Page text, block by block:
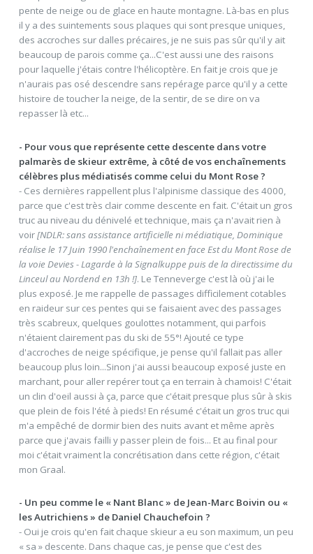
pente de neige ou de glace en haute montagne. Là-bas en plus
il y a des suintements sous plaques qui sont presque uniques,
des accroches sur dalles précaires, je ne suis pas sûr qu'il y ait
beaucoup de parois comme ça...C'est aussi une des raisons
pour laquelle j'étais contre l'hélicoptère. En fait je crois que je
n'aurais pas osé descendre sans repérage parce qu'il y a cette
histoire de toucher la neige, de la sentir, de se dire on va
repasser là etc...
- Pour vous que représente cette descente dans votre
palmarès de skieur extrême, à côté de vos enchaînements
célèbres plus médiatisés comme celui du Mont Rose ?
- Ces dernières rappellent plus l'alpinisme classique des 4000,
parce que c'est très clair comme descente en fait. C'était un gros
truc au niveau du dénivelé et technique, mais ça n'avait rien à
voir[NDLR: sans assistance artificielle ni médiatique, Dominique
réalise le 17 Juin 1990 l'enchaînement en face Est du Mont Rose de
la voie Devies - Lagarde à la Signalkuppe puis de la directissime du
Linceul au Nordend en 13h !]. Le Tenneverge c'est là où j'ai le
plus exposé. Je me rappelle de passages difficilement cotables
en raideur sur ces pentes qui se faisaient avec des passages
très scabreux, quelques goulottes notamment, qui parfois
n'étaient clairement pas du ski de 55°! Ajouté ce type
d'accroches de neige spécifique, je pense qu'il fallait pas aller
beaucoup plus loin...Sinon j'ai aussi beaucoup exposé juste en
marchant, pour aller repérer tout ça en terrain à chamois! C'était
un clin d'oeil aussi à ça, parce que c'était presque plus sûr à skis
que plein de fois l'été à pieds! En résumé c'était un gros truc qui
m'a empêché de dormir bien des nuits avant et même après
parce que j'avais failli y passer plein de fois... Et au final pour
moi c'était vraiment la concrétisation dans cette région, c'était
mon Graal.
- Un peu comme le « Nant Blanc » de Jean-Marc Boivin ou «
les Autrichiens » de Daniel Chauchefoin ?
- Oui je crois qu'en fait chaque skieur a eu son maximum, un peu
« sa » descente. Dans chaque cas, je pense que c'est des